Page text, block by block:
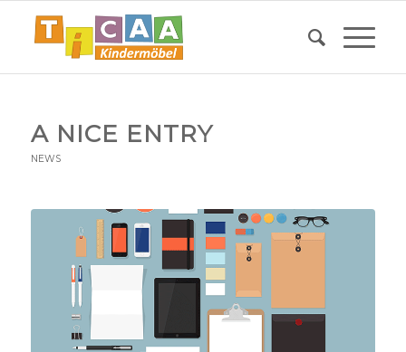
A NICE ENTRY
NEWS